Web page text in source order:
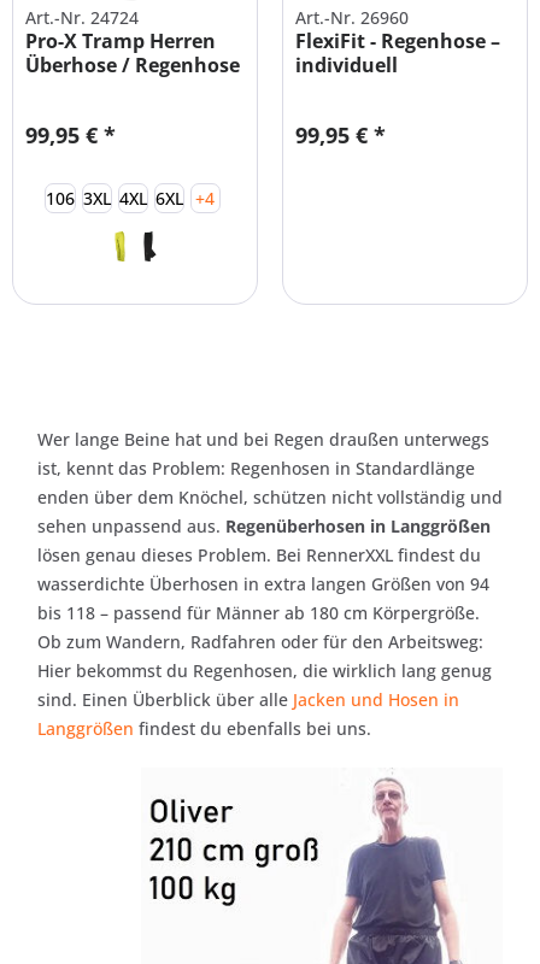
Art.-Nr. 24724
Pro-X Tramp Herren
Überhose / Regenhose
99,95 € *
106 3XL 4XL 6XL +4
Art.-Nr. 26960
FlexiFit - Regenhose –
individuell
99,95 € *
Wer lange Beine hat und bei Regen draußen unterwegs
ist, kennt das Problem: Regenhosen in Standardlänge
enden über dem Knöchel, schützen nicht vollständig und
sehen unpassend aus. Regenüberhosen in Langgrößen
lösen genau dieses Problem. Bei RennerXXL findest du
wasserdichte Überhosen in extra langen Größen von 94
bis 118 – passend für Männer ab 180 cm Körpergröße.
Ob zum Wandern, Radfahren oder für den Arbeitsweg:
Hier bekommst du Regenhosen, die wirklich lang genug
sind. Einen Überblick über alle Jacken und Hosen in
Langgrößen findest du ebenfalls bei uns.